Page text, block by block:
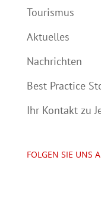
Tourismus
Aktuelles
Nachrichten
Best Practice
Ihr Kontakt zu
FOLGEN SIE UNS